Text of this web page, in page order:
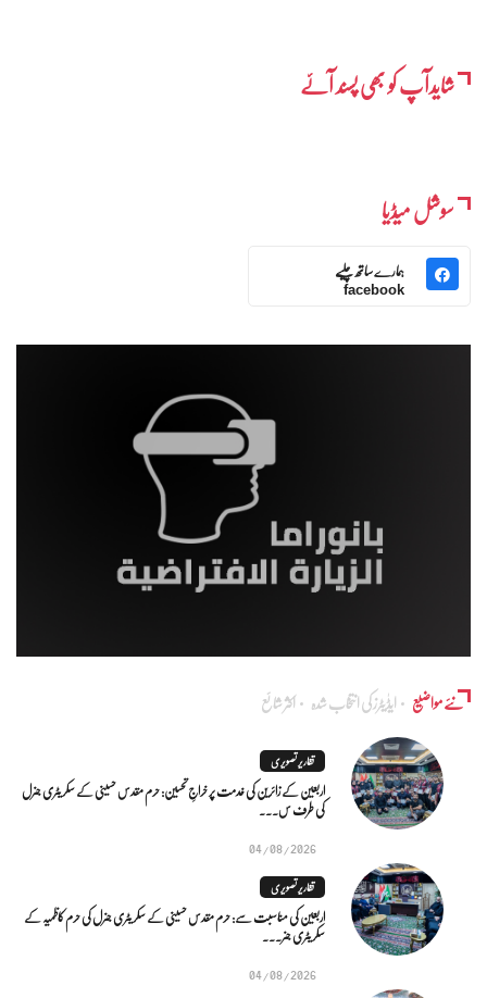
شایدآپ کو بھی پسند آئے
سوشل میڈیا
ہمارے ساتھ چلیے
facebook
نئے مواضیع ایڈٰیٹرز کی انتخاب شدہ اکثر شائع
تقاریر تصویری
اربعین کے زائرین کی خدمت پر خراجِ تحسین: حرم مقدس حسینی کے سکریٹری جنرل
کی طرف س...
04/08/2026
تقاریر تصویری
اربعین کی مناسبت سے: حرم مقدس حسینی کے سکریٹری جنرل کی حرم کاظمیہ کے
سکریٹری جنر...
04/08/2026